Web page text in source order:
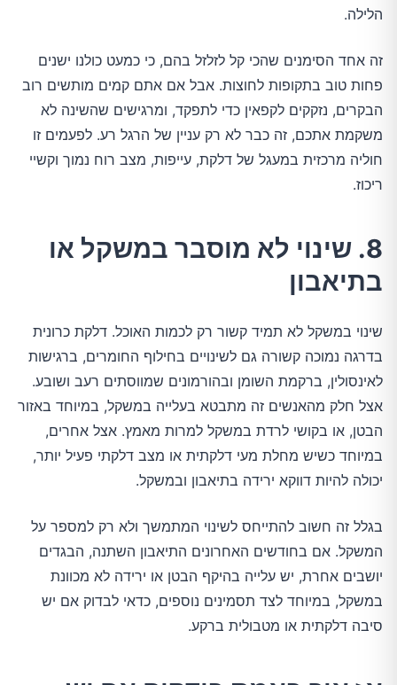
הלילה.
זה אחד הסימנים שהכי קל לזלזל בהם, כי כמעט כולנו ישנים
פחות טוב בתקופות לחוצות. אבל אם אתם קמים מותשים רוב
הבקרים, נזקקים לקפאין כדי לתפקד, ומרגישים שהשינה לא
משקמת אתכם, זה כבר לא רק עניין של הרגל רע. לפעמים זו
חוליה מרכזית במעגל של דלקת, עייפות, מצב רוח נמוך וקשיי
ריכוז.
8. שינוי לא מוסבר במשקל או
בתיאבון
שינוי במשקל לא תמיד קשור רק לכמות האוכל. דלקת כרונית
בדרגה נמוכה קשורה גם לשינויים בחילוף החומרים, ברגישות
לאינסולין, ברקמת השומן ובהורמונים שמווסתים רעב ושובע.
אצל חלק מהאנשים זה מתבטא בעלייה במשקל, במיוחד באזור
הבטן, או בקושי לרדת במשקל למרות מאמץ. אצל אחרים,
במיוחד כשיש מחלת מעי דלקתית או מצב דלקתי פעיל יותר,
יכולה להיות דווקא ירידה בתיאבון ובמשקל.
בגלל זה חשוב להתייחס לשינוי המתמשך ולא רק למספר על
המשקל. אם בחודשים האחרונים התיאבון השתנה, הבגדים
יושבים אחרת, יש עלייה בהיקף הבטן או ירידה לא מכוונת
במשקל, במיוחד לצד תסמינים נוספים, כדאי לבדוק אם יש
סיבה דלקתית או מטבולית ברקע.